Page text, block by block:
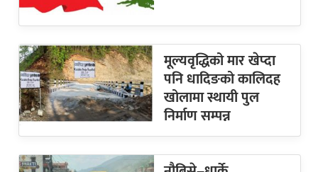
मूल्यवृद्धिको मार खेप्दा
पनि धादिङको कालिदह
खोलामा स्थायी पुल
निर्माण सम्पन्न